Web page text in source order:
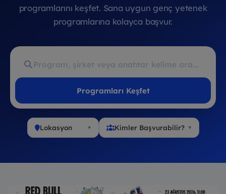
programlarını keşfet. Sana uygun genç yetenek
programlarına kolayca başvur.
Programları Keşfet
Lokasyon Kimler Başvurabilir?